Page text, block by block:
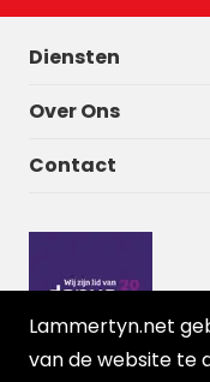
Diensten
Over Ons
Contact
Lammertyn.net
van de website te